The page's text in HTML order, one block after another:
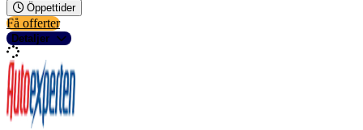
Öppettider
Få offerter
Detaljer